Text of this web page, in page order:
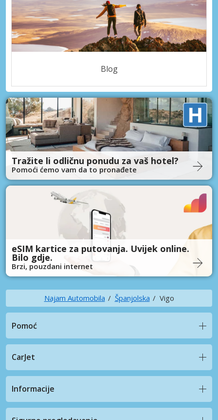
Blog
Tražite li odličnu ponudu za vaš hotel?
Pomoći ćemo vam da to pronađete
eSIM kartice za putovanja. Uvijek online.
Bilo gdje.
Brzi, pouzdani internet
Najam Automobila Španjolska Vigo
Pomoć
CarJet
Informacije